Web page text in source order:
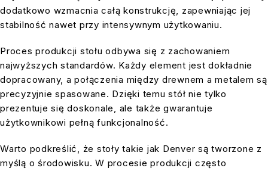
dodatkowo wzmacnia całą konstrukcję, zapewniając jej
stabilność nawet przy intensywnym użytkowaniu.
Proces produkcji stołu odbywa się z zachowaniem
najwyższych standardów. Każdy element jest dokładnie
dopracowany, a połączenia między drewnem a metalem są
precyzyjnie spasowane. Dzięki temu stół nie tylko
prezentuje się doskonale, ale także gwarantuje
użytkownikowi pełną funkcjonalność.
Warto podkreślić, że stoły takie jak Denver są tworzone z
myślą o środowisku. W procesie produkcji często